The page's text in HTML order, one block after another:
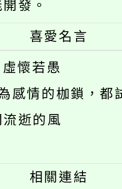
發。
喜愛名言
懷若愚
感情的枷鎖，都
逝的風
相關連結